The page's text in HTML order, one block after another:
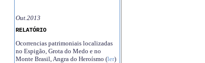
Out.2013
RELATÓRIO
Ocorrencias patrimoniais localizadas
no Espigão, Grota do Medo e no
Monte Brasil, Angra do Heroísmo (ler)